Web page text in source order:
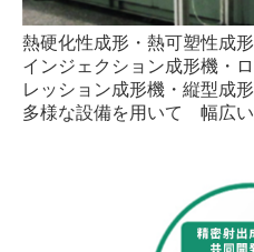
熱硬化性成形・熱可塑性成形
インジェクション成形機・
レッション成形機・縦型成
多様な設備を用いて 幅広い